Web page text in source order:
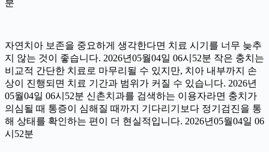
분
자연치아 보존을 중요하게 생각한다면 치료 시기를 너무 늦추
지 않는 것이 좋습니다. 2026년05월04일 06시52분 작은 충치는
비교적 간단한 치료로 마무리될 수 있지만, 치아 내부까지 손
상이 진행되면 치료 기간과 범위가 커질 수 있습니다. 2026년
05월04일 06시52분 신촌치과를 검색하는 이용자라면 충치가
의심될 때 통증이 심해질 때까지 기다리기보다 정기검진을 통
해 상태를 확인하는 편이 더 현실적입니다. 2026년05월04일 06
시52분